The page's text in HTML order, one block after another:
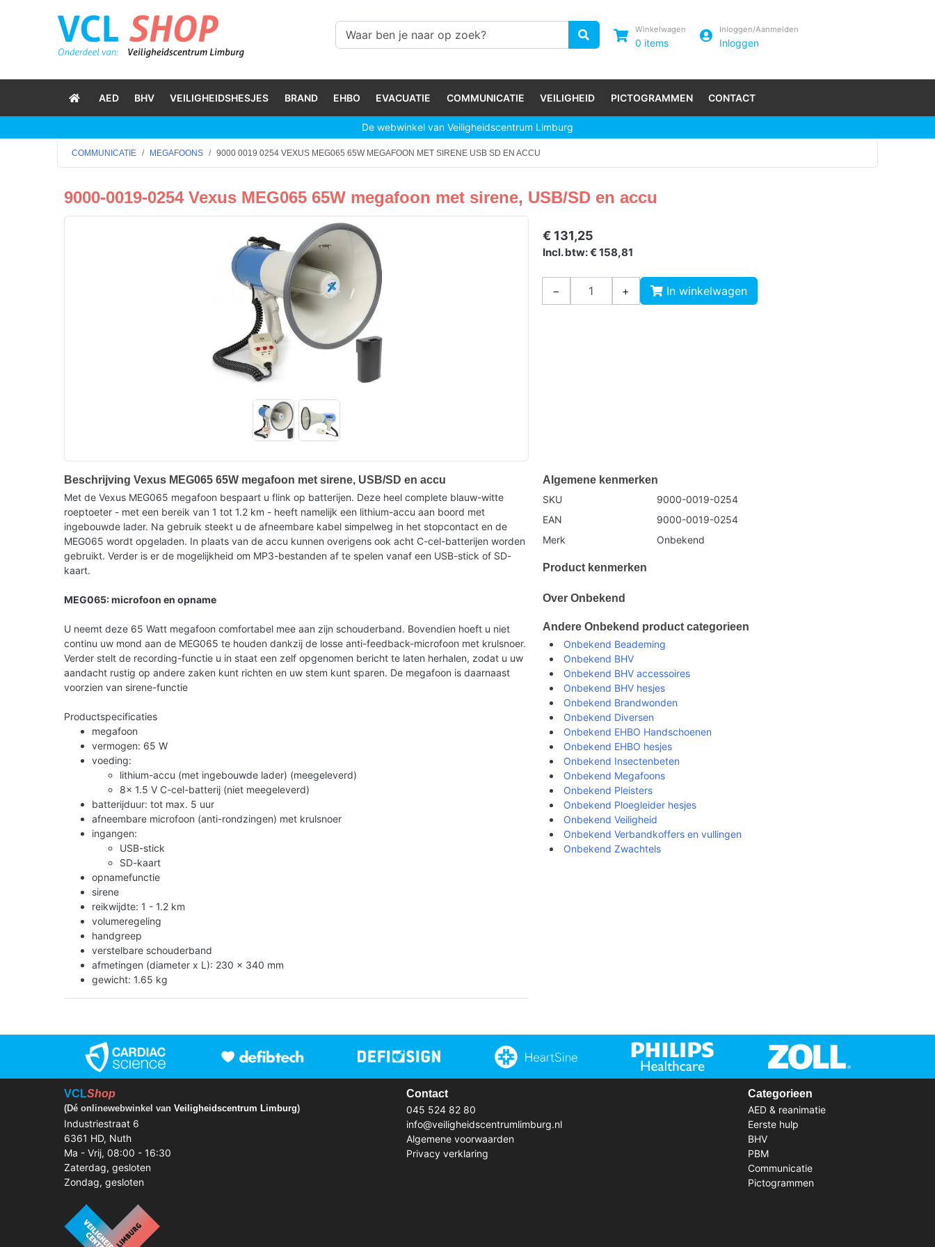
Winkelwagen
0 items
Inloggen/Aanmelden
Inloggen
AED BHV VEILIGHEIDSHESJES BRAND EHBO EVACUATIE COMMUNICATIE VEILIGHEID PICTOGRAMMEN CONTACT
De webwinkel van Veiligheidscentrum Limburg
COMMUNICATIE MEGAFOONS 9000 0019 0254 VEXUS MEG065 65W MEGAFOON MET SIRENE USB SD EN ACCU
9000-0019-0254 Vexus MEG065 65W megafoon met sirene, USB/SD en accu
€ 131,25
Incl. btw: € 158,81
− + In winkelwagen
Beschrijving Vexus MEG065 65W megafoon met sirene, USB/SD en accu
Met de Vexus MEG065 megafoon bespaart u flink op batterijen. Deze heel complete blauw-witte
roeptoeter - met een bereik van 1 tot 1.2 km - heeft namelijk een lithium-accu aan boord met
ingebouwde lader. Na gebruik steekt u de afneembare kabel simpelweg in het stopcontact en de
MEG065 wordt opgeladen. In plaats van de accu kunnen overigens ook acht C-cel-batterijen worden
gebruikt. Verder is er de mogelijkheid om MP3-bestanden af te spelen vanaf een USB-stick of SD-
kaart.
MEG065: microfoon en opname
U neemt deze 65 Watt megafoon comfortabel mee aan zijn schouderband. Bovendien hoeft u niet
continu uw mond aan de MEG065 te houden dankzij de losse anti-feedback-microfoon met krulsnoer.
Verder stelt de recording-functie u in staat een zelf opgenomen bericht te laten herhalen, zodat u uw
aandacht rustig op andere zaken kunt richten en uw stem kunt sparen. De megafoon is daarnaast
voorzien van sirene-functie
Productspecificaties
megafoon
vermogen: 65 W
voeding:
lithium-accu (met ingebouwde lader) (meegeleverd)
8x 1.5 V C-cel-batterij (niet meegeleverd)
batterijduur: tot max. 5 uur
afneembare microfoon (anti-rondzingen) met krulsnoer
ingangen:
USB-stick
SD-kaart
opnamefunctie
sirene
reikwijdte: 1 - 1.2 km
volumeregeling
handgreep
verstelbare schouderband
afmetingen (diameter x L): 230 x 340 mm
gewicht: 1.65 kg
Algemene kenmerken
SKU
9000-0019-0254
EAN
9000-0019-0254
Merk
Onbekend
Product kenmerken
Over Onbekend
Andere Onbekend product categorieen
Onbekend Beademing
Onbekend BHV
Onbekend BHV accessoires
Onbekend BHV hesjes
Onbekend Brandwonden
Onbekend Diversen
Onbekend EHBO Handschoenen
Onbekend EHBO hesjes
Onbekend Insectenbeten
Onbekend Megafoons
Onbekend Pleisters
Onbekend Ploegleider hesjes
Onbekend Veiligheid
Onbekend Verbandkoffers en vullingen
Onbekend Zwachtels
VCLShop
(Dé onlinewebwinkel van Veiligheidscentrum Limburg)
Industriestraat 6
6361 HD, Nuth
Ma - Vrij, 08:00 - 16:30
Zaterdag, gesloten
Zondag, gesloten
Contact
045 524 82 80
info@veiligheidscentrumlimburg.nl
Algemene voorwaarden
Privacy verklaring
Categorieen
AED & reanimatie
Eerste hulp
BHV
PBM
Communicatie
Pictogrammen